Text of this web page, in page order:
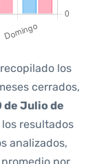
los
cerrados,
de Julio de
resultados
analizados,